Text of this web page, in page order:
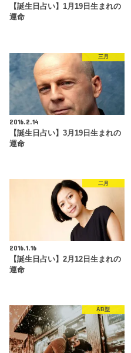
【誕生日占い】1月19日生まれの
運命
三月
2016.2.14
【誕生日占い】3月19日生まれの
運命
二月
2016.1.16
【誕生日占い】2月12日生まれの
運命
AB型